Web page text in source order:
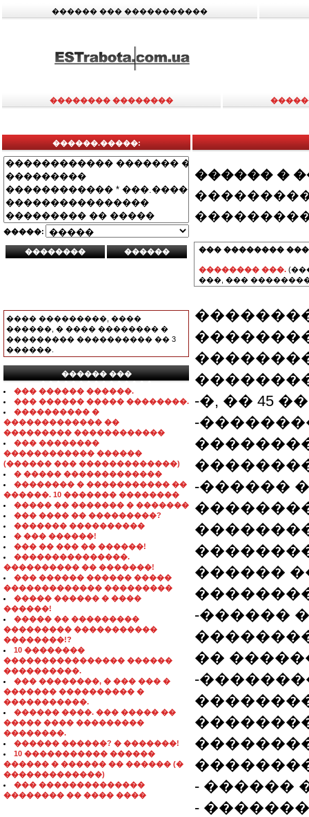
������ ��� �����������
�������� ��������
������.�����:
�����:
���� ���������, ����
������, � ���� �������� �
��������� ���������� �� 3
������.
������ ���
���������������
��� ������ ������.
��� ������ ����� ��������.
���������� �
������������� ��
��������� ������������
��� ��������
������������ ������
(������ ��� �������������)
� ����� �������������
�������� � ����������� ��
������. 10 ������� ��������
����� �� ������� � �������
��� ���� �� ���������?
������� ����������
� ��� ������!
��� �� ��� �� ������!
���������������.
���������� �� �������!
��� ������ ������ �����
������������� ���������
����� ������ � ����
������!
����� �� ���������
��������� �����������
��������!?
10 ��������
���������������� ������
����������.
��� ��������, � ��� ��� �
������� ���������� �
�����������.
������ ����. ��� ����� ��
����� ���� ���������
��������.
������ ������? � �������!
10 ����������� ������
������ � ������ �� ������ (�
�������������)
��� ��������������
�������� �� ���� ����
������ �
��� ��������
�������� ���.
���, ���
-�, �� 45
-
-������
������
-������
��
-
- ������
-